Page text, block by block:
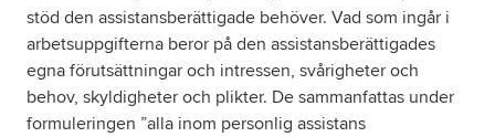
stöd den assistansberättigade behöver. Vad som ingår i
arbetsuppgifterna beror på den assistansberättigades
egna förutsättningar och intressen, svårigheter och
behov, skyldigheter och plikter. De sammanfattas under
formuleringen ”alla inom personlig assistans